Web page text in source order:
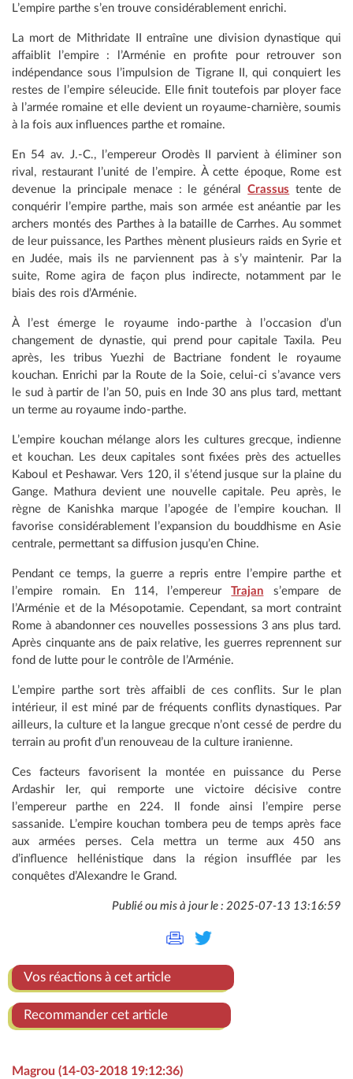
L’empire parthe s’en trouve considérablement enrichi.
La mort de Mithridate II entraîne une division dynastique qui
affaiblit l’empire : l’Arménie en profite pour retrouver son
indépendance sous l’impulsion de Tigrane II, qui conquiert les
restes de l’empire séleucide. Elle finit toutefois par ployer face
à l’armée romaine et elle devient un royaume-charnière, soumis
à la fois aux influences parthe et romaine.
En 54 av. J.-C., l’empereur Orodès II parvient à éliminer son
rival, restaurant l’unité de l’empire. À cette époque, Rome est
devenue la principale menace : le généralCrassus tente de
conquérir l’empire parthe, mais son armée est anéantie par les
archers montés des Parthes à la bataille de Carrhes. Au sommet
de leur puissance, les Parthes mènent plusieurs raids en Syrie et
en Judée, mais ils ne parviennent pas à s’y maintenir. Par la
suite, Rome agira de façon plus indirecte, notamment par le
biais des rois d’Arménie.
À l’est émerge le royaume indo-parthe à l’occasion d’un
changement de dynastie, qui prend pour capitale Taxila. Peu
après, les tribus Yuezhi de Bactriane fondent le royaume
kouchan. Enrichi par la Route de la Soie, celui-ci s’avance vers
le sud à partir de l’an 50, puis en Inde 30 ans plus tard, mettant
un terme au royaume indo-parthe.
L’empire kouchan mélange alors les cultures grecque, indienne
et kouchan. Les deux capitales sont fixées près des actuelles
Kaboul et Peshawar. Vers 120, il s’étend jusque sur la plaine du
Gange. Mathura devient une nouvelle capitale. Peu après, le
règne de Kanishka marque l’apogée de l’empire kouchan. Il
favorise considérablement l’expansion du bouddhisme en Asie
centrale, permettant sa diffusion jusqu’en Chine.
Pendant ce temps, la guerre a repris entre l’empire parthe et
l’empire romain. En 114, l’empereurTrajan s’empare de
l’Arménie et de la Mésopotamie. Cependant, sa mort contraint
Rome à abandonner ces nouvelles possessions 3 ans plus tard.
Après cinquante ans de paix relative, les guerres reprennent sur
fond de lutte pour le contrôle de l’Arménie.
L’empire parthe sort très affaibli de ces conflits. Sur le plan
intérieur, il est miné par de fréquents conflits dynastiques. Par
ailleurs, la culture et la langue grecque n’ont cessé de perdre du
terrain au profit d’un renouveau de la culture iranienne.
Ces facteurs favorisent la montée en puissance du Perse
Ardashir Ier, qui remporte une victoire décisive contre
l’empereur parthe en 224. Il fonde ainsi l’empire perse
sassanide. L’empire kouchan tombera peu de temps après face
aux armées perses. Cela mettra un terme aux 450 ans
d’influence hellénistique dans la région insufflée par les
conquêtes d’Alexandre le Grand.
Publié ou mis à jour le : 2025-07-13 13:16:59
Vos réactions à cet article
Recommander cet article
Magrou (14-03-2018 19:12:36)